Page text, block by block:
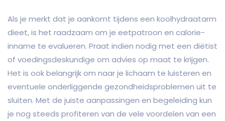
Als je merkt dat je aankomt tijdens een koolhydraatarm
dieet, is het raadzaam om je eetpatroon en calorie-
inname te evalueren. Praat indien nodig met een diëtist
of voedingsdeskundige om advies op maat te krijgen.
Het is ook belangrijk om naar je lichaam te luisteren en
eventuele onderliggende gezondheidsproblemen uit te
sluiten. Met de juiste aanpassingen en begeleiding kun
je nog steeds profiteren van de vele voordelen van een